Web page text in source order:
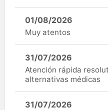
01/08/2026
Muy atentos
31/07/2026
Atención rápida
alternativas médicas
31/07/2026